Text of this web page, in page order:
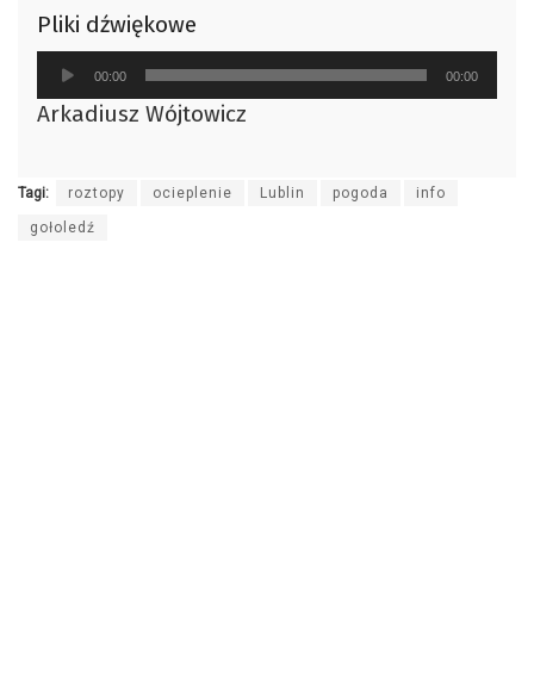
Pliki dźwiękowe
Odtwarzacz
plików
dźwiękowych
00:00 00:00
Arkadiusz Wójtowicz
Tagi: roztopy ocieplenie Lublin pogoda info
gołoledź